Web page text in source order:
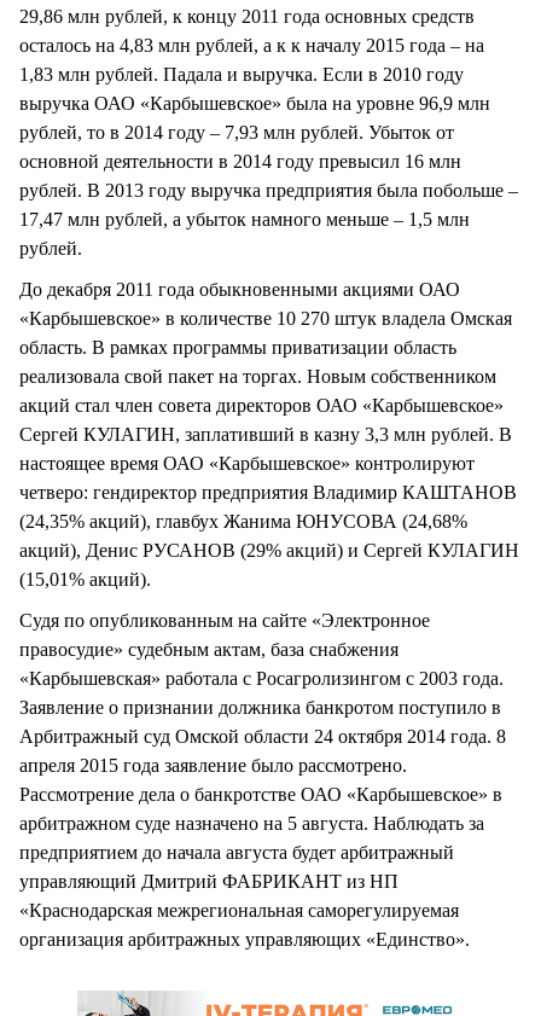
29,86 млн рублей, к концу 2011 года основных средств
осталось на 4,83 млн рублей, а к к началу 2015 года – на
1,83 млн рублей. Падала и выручка. Если в 2010 году
выручка ОАО «Карбышевское» была на уровне 96,9 млн
рублей, то в 2014 году – 7,93 млн рублей. Убыток от
основной деятельности в 2014 году превысил 16 млн
рублей. В 2013 году выручка предприятия была побольше –
17,47 млн рублей, а убыток намного меньше – 1,5 млн
рублей.
До декабря 2011 года обыкновенными акциями ОАО
«Карбышевское» в количестве 10 270 штук владела Омская
область. В рамках программы приватизации область
реализовала свой пакет на торгах. Новым собственником
акций стал член совета директоров ОАО «Карбышевское»
Сергей КУЛАГИН, заплативший в казну 3,3 млн рублей. В
настоящее время ОАО «Карбышевское» контролируют
четверо: гендиректор предприятия Владимир КАШТАНОВ
(24,35% акций), главбух Жанима ЮНУСОВА (24,68%
акций), Денис РУСАНОВ (29% акций) и Сергей КУЛАГИН
(15,01% акций).
Судя по опубликованным на сайте «Электронное
правосудие» судебным актам, база снабжения
«Карбышевская» работала с Росагролизингом с 2003 года.
Заявление о признании должника банкротом поступило в
Арбитражный суд Омской области 24 октября 2014 года. 8
апреля 2015 года заявление было рассмотрено.
Рассмотрение дела о банкротстве ОАО «Карбышевское» в
арбитражном суде назначено на 5 августа. Наблюдать за
предприятием до начала августа будет арбитражный
управляющий Дмитрий ФАБРИКАНТ из НП
«Краснодарская межрегиональная саморегулируемая
организация арбитражных управляющих «Единство».